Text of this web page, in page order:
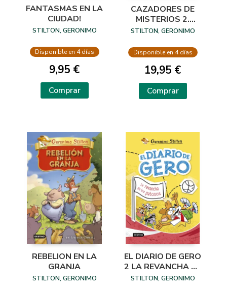
FANTASMAS EN LA
CIUDAD!
STILTON, GERONIMO
Disponible en 4 días
9,95 €
Comprar
CAZADORES DE
MISTERIOS 2.
MISIÓN:
LEGENDARIAS
STILTON, GERONIMO
Disponible en 4 días
19,95 €
Comprar
REBELION EN LA
GRANJA
STILTON, GERONIMO
EL DIARIO DE GERO
2 LA REVANCHA DE
LOS PATOSOS
STILTON, GERONIMO